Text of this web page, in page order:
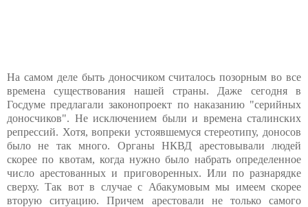
На самом деле быть доносчиком считалось позорным во все
времена существования нашей страны. Даже сегодня в
Госдуме предлагали законопроект по наказанию "серийных
доносчиков". Не исключением были и времена сталинских
репрессий. Хотя, вопреки устоявшемуся стереотипу, доносов
было не так много. Органы НКВД арестовывали людей
скорее по квотам, когда нужно было набрать определенное
число арестованных и приговоренных. Или по разнарядке
сверху. Так вот в случае с Абакумовым мы имеем скорее
вторую ситуацию. Причем арестовали не только самого